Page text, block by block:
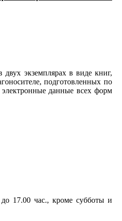
экземплярах в виде книг,
подготовленных по
данные всех форм
17.00 час., кроме субботы и